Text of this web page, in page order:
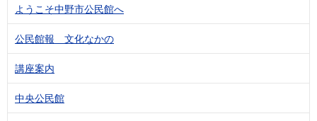
ようこそ中野市公民館へ
公民館報 文化なかの
講座案内
中央公民館